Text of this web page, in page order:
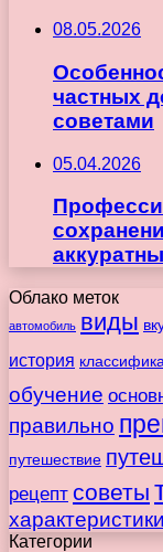
08.05.2026
частных
советами
05.04.2026
Облако меток
автомобиль виды
история
обучение
правильно
путешествие
рецепт советы
характеристики
Категории